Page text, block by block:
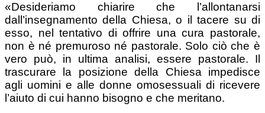
«Desideriamo chiarire che l’allontanarsi
dall’insegnamento della Chiesa, o il tacere su di
esso, nel tentativo di offrire una cura pastorale,
non è né premuroso né pastorale. Solo ciò che è
vero può, in ultima analisi, essere pastorale. Il
trascurare la posizione della Chiesa impedisce
agli uomini e alle donne omosessuali di ricevere
l’aiuto di cui hanno bisogno e che meritano.